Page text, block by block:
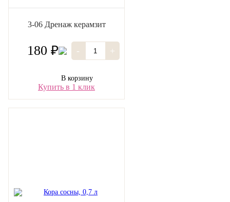
3-06 Дренаж керамзит
180 ₽ - +
В корзину
Купить в 1 клик